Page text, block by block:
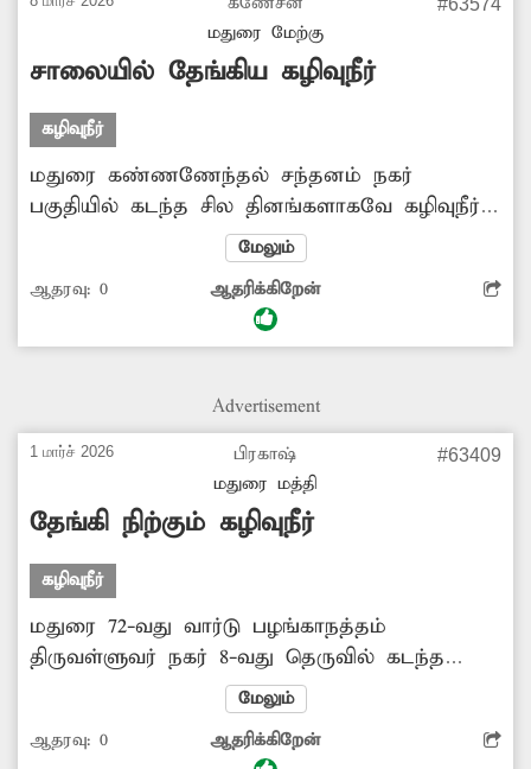
மதுரை மேற்கு
சாலையில் தேங்கிய கழிவுநீர்
கழிவுநீர்
மதுரை கண்ணணேந்தல் சந்தனம் நகர்
பகுதியில் கடந்த சில தினங்களாகவே கழிவுநீர்
வெளியேறி சாலையில் செல்கிறது. இதனால்
அப்பகுதியில் செல்லும் வாகன ஓட்டிகளுக்கு
போக்குவரத்து இடையூறு ஏற்படுகிறது. மேலும்
துர்நாற்றத்தால் அப்பகுதி பொதுமக்கள் மற்றும்
இதனால் தொற்று நோய் பரவும் அபாயம்
நலன்கருதி கழிவுநீரை அப்புறப்படுத்தவும்,
மேலும் தேங்காமல் இருக்கவும் அதிகாரிகள்
நடவடிக்கை எடுப்பார்களா?
மேலும்
ஆதரவு: 0 ஆதரிக்கிறேன்
Advertisement
1 மார்ச் 2026
பிரகாஷ்
மதுரை மத்தி
#63409
தேங்கி நிற்கும் கழிவுநீர்
கழிவுநீர்
மதுரை 72-வது வார்டு பழங்காநத்தம்
திருவள்ளுவர் நகர் 8-வது தெருவில் கடந்த
சிலநாட்களாக கழிவு நீர் சாலையில் தேங்கி
சுகாதார சீர்கேட்டை ஏற்படுத்தி வருகின்றது.
இதில் எழும் துர்நாற்றத்தால் அப்பகுதி
மேலும்
ஆதரவு: 0 ஆதரிக்கிறேன்